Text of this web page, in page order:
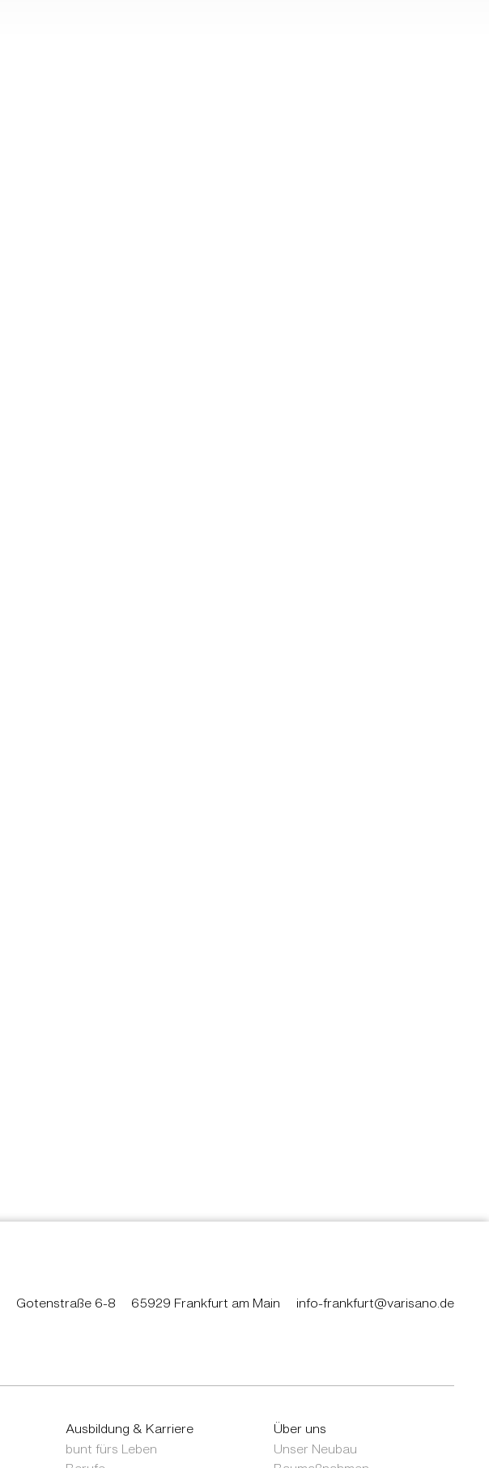
Gotenstraße 6-8 65929 Frankfurt am Main info-frankfurt@varisano.de
Ausbildung & Karriere
bunt fürs Leben
Über uns
Unser Neubau